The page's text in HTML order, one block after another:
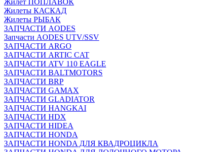
Жилет ПОПЛАВОК
Жилеты КАСКАД
Жилеты РЫБАК
ЗАПЧАСТИ AODES
Запчасти AODES UTV/SSV
ЗАПЧАСТИ ARGO
ЗАПЧАСТИ ARTIC CAT
ЗАПЧАСТИ ATV 110 EAGLE
ЗАПЧАСТИ BALTMOTORS
ЗАПЧАСТИ BRP
ЗАПЧАСТИ GAMAX
ЗАПЧАСТИ GLADIATOR
ЗАПЧАСТИ HANGKAI
ЗАПЧАСТИ HDX
ЗАПЧАСТИ HIDEA
ЗАПЧАСТИ HONDA
ЗАПЧАСТИ HONDA ДЛЯ КВАДРОЦИКЛА